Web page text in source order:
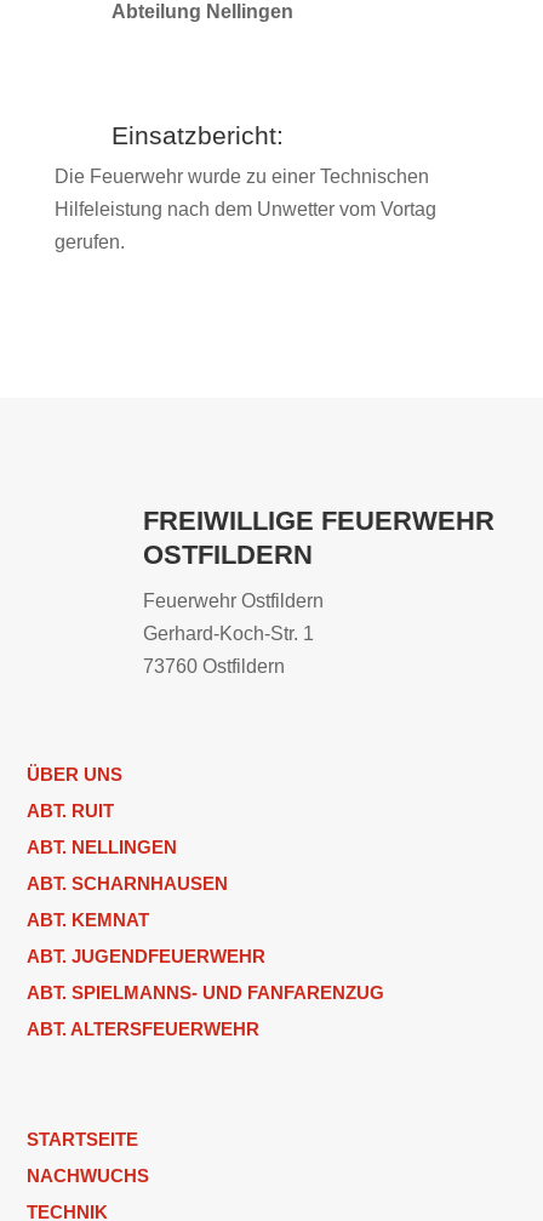
Abteilung Nellingen
Einsatzbericht:
Die Feuerwehr wurde zu einer Technischen
Hilfeleistung nach dem Unwetter vom Vortag
gerufen.
FREIWILLIGE FEUERWEHR
OSTFILDERN
Feuerwehr Ostfildern
Gerhard-Koch-Str. 1
73760 Ostfildern
ÜBER UNS
ABT. RUIT
ABT. NELLINGEN
ABT. SCHARNHAUSEN
ABT. KEMNAT
ABT. JUGENDFEUERWEHR
ABT. SPIELMANNS- UND FANFARENZUG
ABT. ALTERSFEUERWEHR
STARTSEITE
NACHWUCHS
TECHNIK